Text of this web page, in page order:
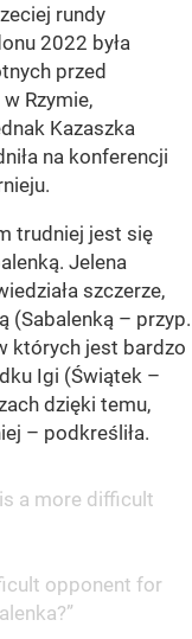
rundy
2022 była
przed
Rzymie,
Kazaszka
na konferencji
trudniej jest się
Jelena
szczerze,
(Sabalenką – przyp.
których jest bardzo
Igi (Świątek –
dzięki temu,
– podkreśliła.
a more difficult
opponent for